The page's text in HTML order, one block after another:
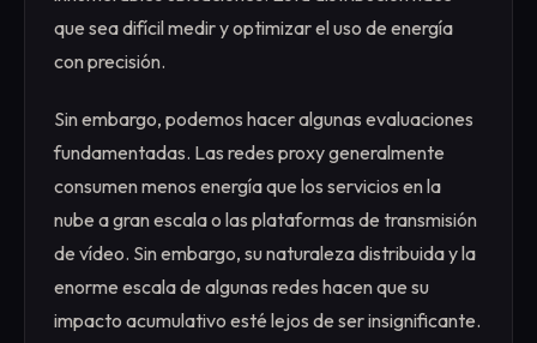
que sea difícil medir y optimizar el uso de energía
con precisión.
Sin embargo, podemos hacer algunas evaluaciones
fundamentadas. Las redes proxy generalmente
consumen menos energía que los servicios en la
nube a gran escala o las plataformas de transmisión
de vídeo. Sin embargo, su naturaleza distribuida y la
enorme escala de algunas redes hacen que su
impacto acumulativo esté lejos de ser insignificante.